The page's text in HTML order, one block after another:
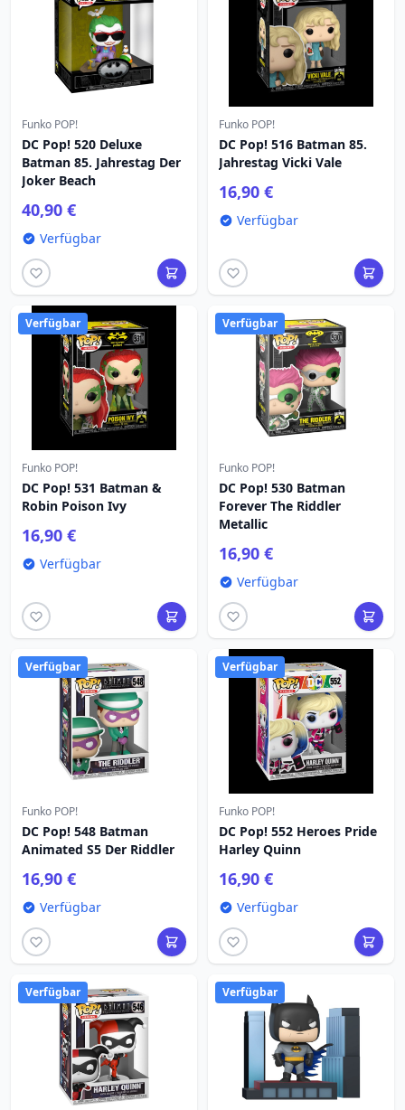
Funko POP!
DC Pop! 520 Deluxe
Batman 85. Jahrestag Der
Joker Beach
40,90 €
Verfügbar
Funko POP!
DC Pop! 516 Batman 85.
Jahrestag Vicki Vale
16,90 €
Verfügbar
Verfügbar
Funko POP!
DC Pop! 531 Batman &
Robin Poison Ivy
16,90 €
Verfügbar
Verfügbar
Funko POP!
DC Pop! 530 Batman
Forever The Riddler
Metallic
16,90 €
Verfügbar
Verfügbar
Funko POP!
DC Pop! 548 Batman
Animated S5 Der Riddler
16,90 €
Verfügbar
Verfügbar
Funko POP!
DC Pop! 552 Heroes Pride
Harley Quinn
16,90 €
Verfügbar
Verfügbar Verfügbar